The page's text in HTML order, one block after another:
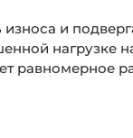
и
нагрузке
равномерное